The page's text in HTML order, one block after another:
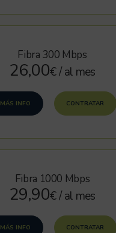
Fibra 300 Mbps
26,00€ / al mes
MÁS INFO CONTRATAR
Fibra 1000 Mbps
29,90€ / al mes
MÁS INFO CONTRATAR